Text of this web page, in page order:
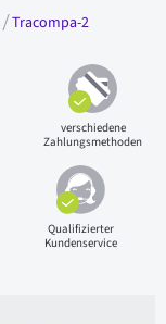
Tracompa-2
verschiedene
Zahlungsmethoden
Qualifizierter
Kundenservice